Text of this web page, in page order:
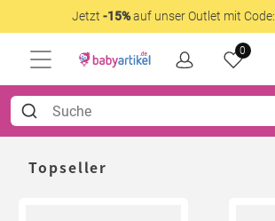
Jetzt -15%auf unser Outlet mit Code:
0
Topseller